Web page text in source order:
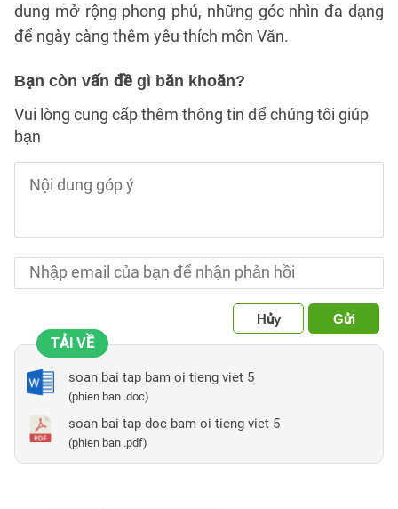
dung mở rộng phong phú, những góc nhìn đa dạng
để ngày càng thêm yêu thích môn Văn.
Bạn còn vấn đề gì băn khoăn?
Vui lòng cung cấp thêm thông tin để chúng tôi giúp
bạn
Hủy
Gửi
TẢI VỀ
soan bai tap bam oi tieng viet 5
(phien ban .doc)
soan bai tap doc bam oi tieng viet 5
(phien ban .pdf)